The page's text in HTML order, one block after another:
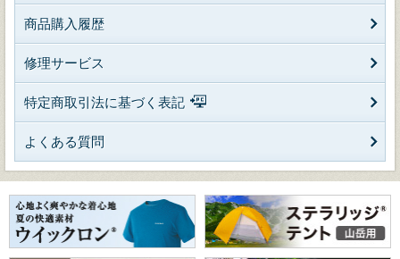
商品購入履歴
修理サービス
特定商取引法に基づく表記
よくある質問